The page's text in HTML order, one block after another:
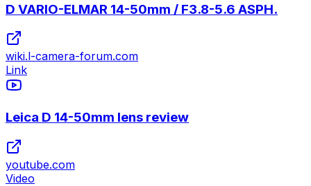
D VARIO-ELMAR 14-50mm / F3.8-5.6 ASPH.
wiki.l-camera-forum.com
Link
Leica D 14-50mm lens review
youtube.com
Video